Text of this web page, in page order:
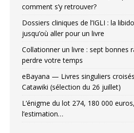
comment s’y retrouver?
Dossiers cliniques de l’IGLI : la
jusqu’où aller pour un livre
Collationner un livre : sept bonnes
perdre votre temps
eBayana — Livres singuliers
Catawiki (sélection du 26 juillet)
L’énigme du lot 274, 180 000
l’estimation…